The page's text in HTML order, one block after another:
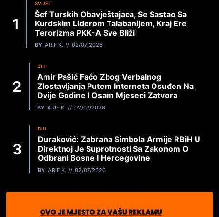
SVIJET
Šef Turskih Obavještajaca, Se Sastao Sa
Kurdskim Liderom Talabanijem, Kraj Ere
Terorizma PKK-A Sve Bliži
BY ARIF K. 02/07/2026
BIH
Amir Pašić Faćo Zbog Verbalnog
Zlostavljanja Putem Interneta Osuđen Na
Dvije Godine I Osam Mjeseci Zatvora
BY ARIF K. 02/07/2026
BIH
Duraković: Zabrana Simbola Armije RBiH U
Direktnoj Je Suprotnosti Sa Zakonom O
Odbrani Bosne I Hercegovine
BY ARIF K. 02/07/2026